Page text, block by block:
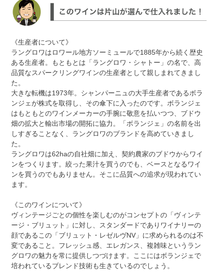
《生産者について》
ラングロワはロワール地方ソーミュールで1885年から続く歴史
ある生産者。もともとは「ラングロワ・シャトー」の名で、高
品質なスパークリングワインの生産者として親しまれてきまし
た。
大きな転機は1973年。シャンパーニュの大手生産者であるボラ
ンジェが株式を取得し、その傘下に入ったのです。ボランジェ
はもともとのワインメーカーの手腕に敬意を払いつつ、ブドウ
畑の拡大と輸出市場の開拓に協力。「ボランジェ」の名前を出
しすぎることなく、ラングロワのブランドを高めていきまし
た。
ラングロワは62haの自社畑に加え、契約農家のブドウからワイ
ンをつくります。絞った果汁を買うのでも、ベースとなるワイ
ンを買うのでもありません。そこに品質への追求が現われてい
ます。
《このワインについて》
ヴィンテージごとの個性を楽しむのがコンセプトの「ヴィンテ
ージ・ブリュット」に対し、スタンダードでありワイナリーの
顔であるこの「ブリュット・レゼルヴNV」に求められるのは不
変であること。フレッシュ感、エレガンス、複雑味というラン
グロワの魅力を常に提供しつづけます。ここにはボランジェで
培われているブレンド技術も生きているのでしょう。